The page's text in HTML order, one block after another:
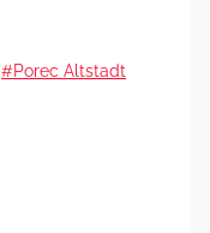
#Porec Altstadt